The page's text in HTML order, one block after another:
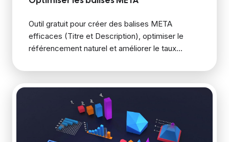
Outil gratuit pour créer des balises META
efficaces (Titre et Description), optimiser le
référencement naturel et améliorer le taux...